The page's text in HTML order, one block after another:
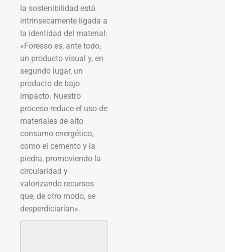
la sostenibilidad está
intrínsecamente ligada a
la identidad del material:
«Foresso es, ante todo,
un producto visual y, en
segundo lugar, un
producto de bajo
impacto. Nuestro
proceso reduce el uso de
materiales de alto
consumo energético,
como el cemento y la
piedra, promoviendo la
circularidad y
valorizando recursos
que, de otro modo, se
desperdiciarían».